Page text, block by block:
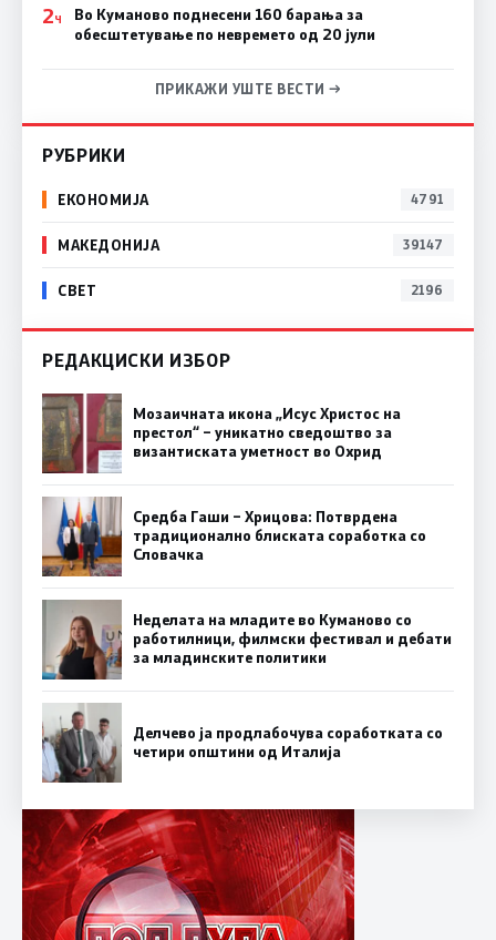
2Ч
Во Куманово поднесени 160 барања за
обесштетување по невремето од 20 јули
ПРИКАЖИ УШТЕ ВЕСТИ →
РУБРИКИ
ЕКОНОМИЈА 4791
МАКЕДОНИЈА 39147
СВЕТ 2196
РЕДАКЦИСКИ ИЗБОР
Мозаичната икона „Исус Христос на
престол“ – уникатно сведоштво за
византиската уметност во Охрид
Средба Гаши – Хрицова: Потврдена
традиционално блиската соработка со
Словачка
Неделата на младите во Куманово со
работилници, филмски фестивал и дебати
за младинските политики
Делчево ја продлабочува соработката со
четири општини од Италија